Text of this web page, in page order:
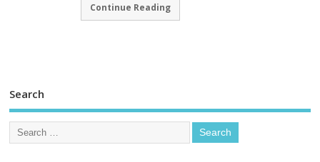
Continue Reading
Search